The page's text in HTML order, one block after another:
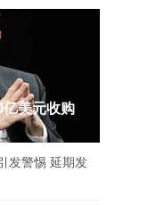
美元收购
发警惕 延期发